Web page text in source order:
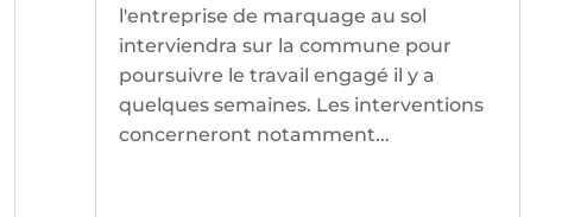
l'entreprise de marquage au sol
interviendra sur la commune pour
poursuivre le travail engagé il y a
quelques semaines. Les interventions
concerneront notamment...